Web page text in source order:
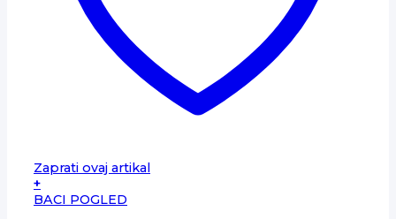
Zaprati ovaj artikal
+
BACI POGLED